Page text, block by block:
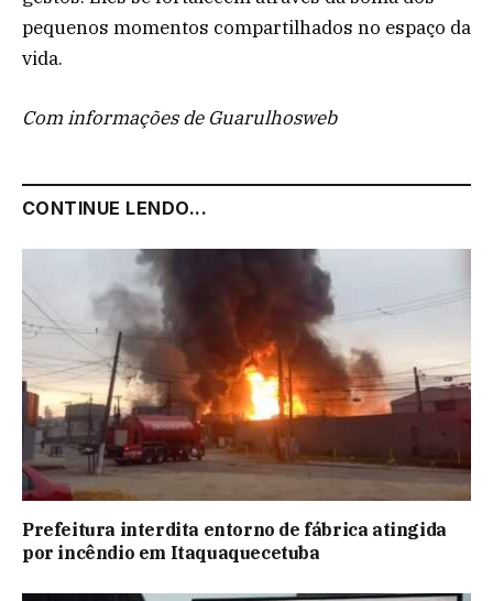
pequenos momentos compartilhados no espaço da
vida.
Com informações de Guarulhosweb
CONTINUE LENDO...
Prefeitura interdita entorno de fábrica atingida
por incêndio em Itaquaquecetuba